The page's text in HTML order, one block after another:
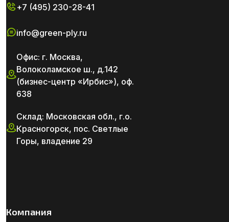
+7 (495) 230-28-41
info@green-ply.ru
Офис: г. Москва,
Волоколамское ш., д.142
(бизнес-центр «Ирбис»), оф.
638
Склад: Московская обл., г.о.
Красногорск, пос. Светлые
Горы, владение 29
Компания